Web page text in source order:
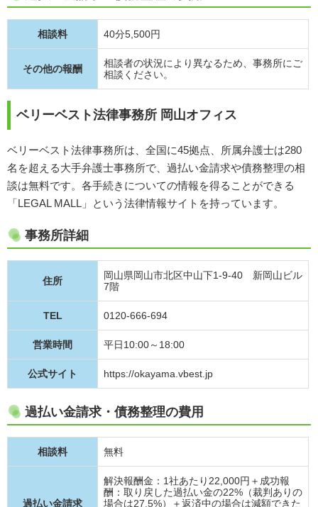
相談料 40分5,500円
その他の報酬
相談者の状況により異なるため、事務所にご
相談ください。
ベリーベスト法律事務所 岡山オフィス
ベリーベスト法律事務所は、全国に45拠点、所属弁護士は280
名を超える大手弁護士事務所で、過払い金請求や債務整理の相
談は無料です。各手続きについての情報を得ることができる
「LEGAL MALL」という法律情報サイトを持っています。
事務所詳細
住所
岡山県岡山市北区中山下1-9-40 新岡山ビル
7階
TEL 0120-666-694
営業時間 平日10:00～18:00
公式サイト https://okayama.vbest.jp
過払い金請求・債務整理の費用
相談料 無料
過払い金請求
解決報酬金：1社あたり22,000円＋成功報
酬：取り戻した過払い金の22%（裁判ありの
場合は27.5%）＋返済中の場合は減額できた